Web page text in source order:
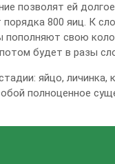
позволят ей
800 яиц. К
пополняют свою
будет в разы
яйцо, личинка,
полноценное